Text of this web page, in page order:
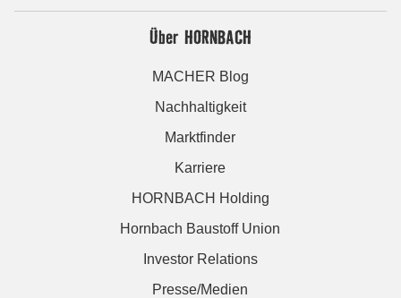
Über HORNBACH
MACHER Blog
Nachhaltigkeit
Marktfinder
Karriere
HORNBACH Holding
Hornbach Baustoff Union
Investor Relations
Presse/Medien